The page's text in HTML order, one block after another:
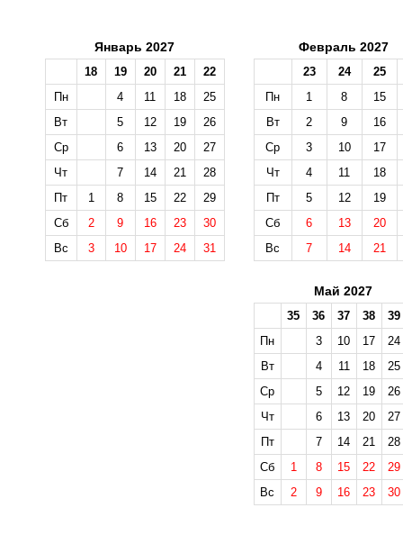
Январь 2027
18 19 20 21
22
Пн
4 11 18
25
Вт
5 12 19
26
Ср
6 13 20
27
Чт
7 14 21
28
Пт
1 8 15 22
29
Сб
2 9 16 23
30
Вс
3 10 17 24 31
Февраль 2027
23 24
25
Пн
1 8
15
Вт
2 9
16
Ср
3 10
17
Чт
4 11
18
Пт
5 12
19
Сб
6 13
20
Вс
7 14 21
Май 2027
35 36 37 38
39
Пн
3 10 17
24
Вт
4 11 18
25
Ср
5 12 19
26
Чт
6 13 20
27
Пт
7 14 21
28
Сб
1 8 15 22
29
Вс
2 9 16 23 30